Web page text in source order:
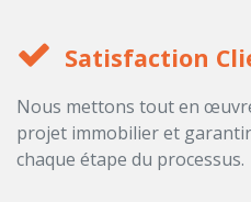
Satisfaction
Nous mettons tout en
projet immobilier et
chaque étape du processus.